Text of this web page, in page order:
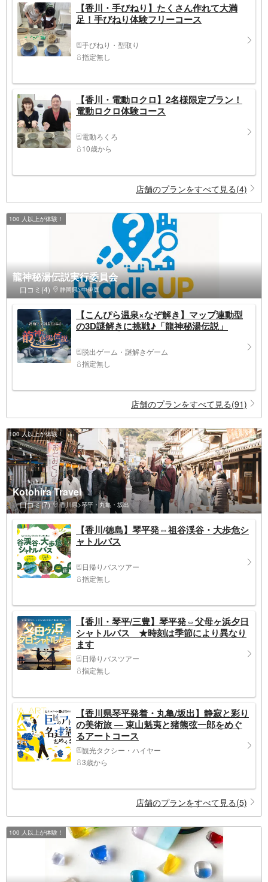
【香川・手びねり】たくさん作れて大満
足！手びねり体験フリーコース
手びねり・型取り
指定無し
【香川・電動ロクロ】2名様限定プラン！
電動ロクロ体験コース
電動ろくろ
10歳から
店舗のプランをすべて見る(4)
100 人以上が体験！
龍神秘湯伝説実行委員会
口コミ(4) 静岡県>中伊豆
【こんぴら温泉×なぞ解き】マップ連動型
の3D謎解きに挑戦♪「龍神秘湯伝説」
脱出ゲーム・謎解きゲーム
指定無し
店舗のプランをすべて見る(91)
100 人以上が体験！
Kotohira Travel
口コミ(7) 香川県>琴平・丸亀・坂出
【香川/徳島】琴平発⇔祖谷渓谷・大歩危シ
ャトルバス
日帰りバスツアー
指定無し
【香川・琴平/三豊】琴平発⇔父母ヶ浜夕日
シャトルバス ★時刻は季節により異なり
ます
日帰りバスツアー
指定無し
【香川県琴平発着・丸亀/坂出】静寂と彩り
の美術旅 ― 東山魁夷と猪熊弦一郎をめぐ
るアートコース
観光タクシー・ハイヤー
3歳から
店舗のプランをすべて見る(5)
100 人以上が体験！